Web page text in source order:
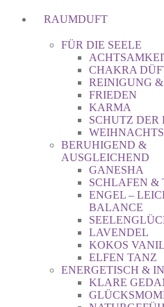
RAUMDUFT
FÜR DIE SEELE
CHAKRA
REINIGUNG
FRIEDEN
KARMA
SCHUTZ DER
BERUHIGEND &
AUSGLEICHEND
GANESHA
SCHLAFEN &
ENGEL –
BALANCE
LAVENDEL
KOKOS
ELFEN TANZ
ENERGETISCH &
KLARE